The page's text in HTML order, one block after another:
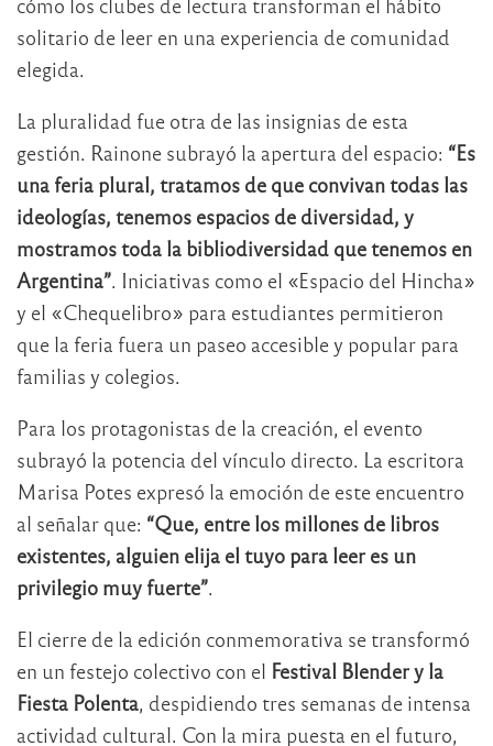
solitario de leer en una experiencia de comunidad
elegida.
La pluralidad fue otra de las insignias de esta
gestión. Rainone subrayó la apertura del espacio: “Es
una feria plural, tratamos de que convivan todas las
ideologías, tenemos espacios de diversidad, y
mostramos toda la bibliodiversidad que tenemos en
Argentina”. Iniciativas como el «Espacio del Hincha»
y el «Chequelibro» para estudiantes permitieron
que la feria fuera un paseo accesible y popular para
familias y colegios.
Para los protagonistas de la creación, el evento
subrayó la potencia del vínculo directo. La escritora
Marisa Potes expresó la emoción de este encuentro
al señalar que: “Que, entre los millones de libros
existentes, alguien elija el tuyo para leer es un
privilegio muy fuerte”.
El cierre de la edición conmemorativa se transformó
en un festejo colectivo con el Festival Blender y la
Fiesta Polenta, despidiendo tres semanas de intensa
actividad cultural. Con la mira puesta en el futuro,